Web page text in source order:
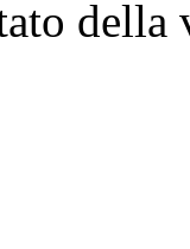
della